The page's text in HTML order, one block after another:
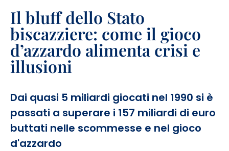
Il bluff dello Stato
biscazziere: come il gioco
d’azzardo alimenta crisi e
illusioni
Dai quasi 5 miliardi giocati nel 1990 si è
passati a superare i 157 miliardi di euro
buttati nelle scommesse e nel gioco
d'azzardo